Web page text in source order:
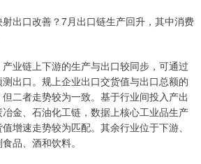
出口改善？7月出口链生产回升，其中消费
业链上下游的生产与出口较同步，可通过
出口。规上企业出口交货值与出口总额的
二者走势较为一致。基于行业间投入产出
金、石油化工链，数据上核心工业品生产
增速走势较为匹配。其余行业位于下游、
品、酒和饮料。